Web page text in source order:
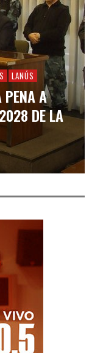
LANÚS
PENA A
DE LA